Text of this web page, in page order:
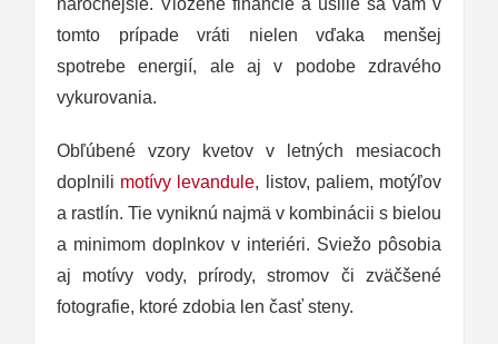
náročnejšie. Vložené financie a úsilie sa vám v
tomto prípade vráti nielen vďaka menšej
spotrebe energií, ale aj v podobe zdravého
vykurovania.
Obľúbené vzory kvetov v letných mesiacoch
doplnili motívy levandule, listov, paliem, motýľov
a rastlín. Tie vyniknú najmä v kombinácii s bielou
a minimom doplnkov v interiéri. Sviežo pôsobia
aj motívy vody, prírody, stromov či zväčšené
fotografie, ktoré zdobia len časť steny.